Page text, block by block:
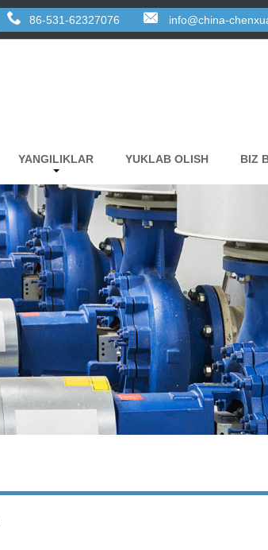
86-531-62327076 info@china-
YANGILIKLAR YUKLAB OLISH BIZ